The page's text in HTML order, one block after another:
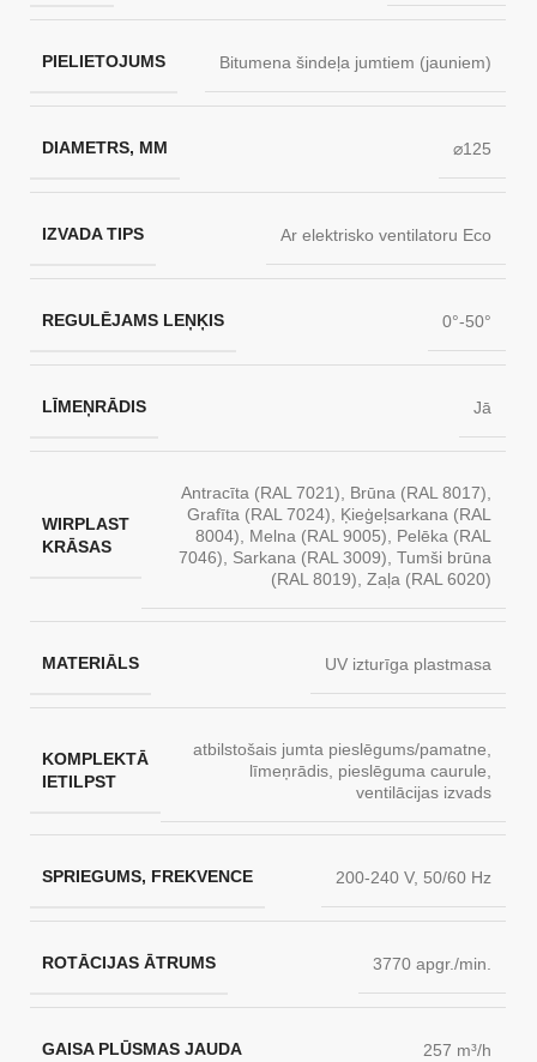
PIELIETOJUMS Bitumena šindeļa jumtiem (jauniem)
DIAMETRS, MM ⌀125
IZVADA TIPS Ar elektrisko ventilatoru Eco
REGULĒJAMS LEŅĶIS 0°-50°
LĪMEŅRĀDIS Jā
WIRPLAST
KRĀSAS
Antracīta (RAL 7021), Brūna (RAL 8017),
Grafīta (RAL 7024), Ķieģeļsarkana (RAL
8004), Melna (RAL 9005), Pelēka (RAL
7046), Sarkana (RAL 3009), Tumši brūna
(RAL 8019), Zaļa (RAL 6020)
MATERIĀLS UV izturīga plastmasa
KOMPLEKTĀ
IETILPST
atbilstošais jumta pieslēgums/pamatne,
līmeņrādis, pieslēguma caurule,
ventilācijas izvads
SPRIEGUMS, FREKVENCE 200-240 V, 50/60 Hz
ROTĀCIJAS ĀTRUMS 3770 apgr./min.
GAISA PLŪSMAS JAUDA 257 m³/h